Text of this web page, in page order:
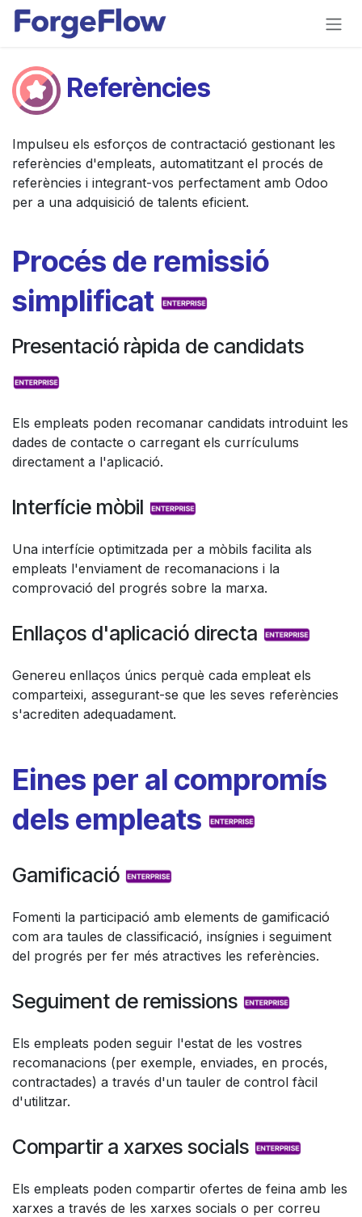
Skip to Content
Referències
Impulseu els esforços de contractació gestionant les
referències d'empleats, automatitzant el procés de
referències i integrant-vos perfectament amb Odoo
per a una adquisició de talents eficient.
Procés de remissió
simplificat
Presentació ràpida de candidats
Els empleats poden recomanar candidats introduint les
dades de contacte o carregant els currículums
directament a l'aplicació.
Interfície mòbil
Una interfície optimitzada per a mòbils facilita als
empleats l'enviament de recomanacions i la
comprovació del progrés sobre la marxa.
Enllaços d'aplicació directa
Genereu enllaços únics perquè cada empleat els
comparteixi, assegurant-se que les seves referències
s'acrediten adequadament.
Eines per al compromís
dels empleats
Gamificació
Fomenti la participació amb elements de gamificació
com ara taules de classificació, insígnies i seguiment
del progrés per fer més atractives les referències.
Seguiment de remissions
Els empleats poden seguir l'estat de les vostres
recomanacions (per exemple, enviades, en procés,
contractades) a través d'un tauler de control fàcil
d'utilitzar.
Compartir a xarxes socials
Els empleats poden compartir ofertes de feina amb les
xarxes a través de les xarxes socials o per correu